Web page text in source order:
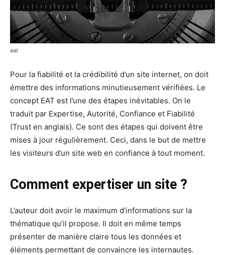
eat
Pour la fiabilité et la crédibilité d’un site internet, on doit
émettre des informations minutieusement vérifiées. Le
concept EAT est l’une des étapes inévitables. On le
traduit par Expertise, Autorité, Confiance et Fiabilité
(Trust en anglais). Ce sont des étapes qui doivent être
mises à jour régulièrement. Ceci, dans le but de mettre
les visiteurs d’un site web en confiance à tout moment.
Comment expertiser un site ?
L’auteur doit avoir le maximum d’informations sur la
thématique qu’il propose. Il doit en même temps
présenter de manière claire tous les données et
éléments permettant de convaincre les internautes.